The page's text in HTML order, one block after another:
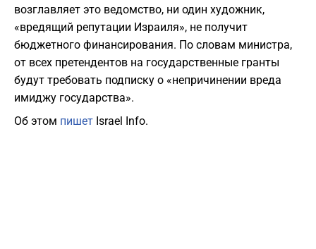
возглавляет это ведомство, ни один художник,
«вредящий репутации Израиля», не получит
бюджетного финансирования. По словам министра,
от всех претендентов на государственные гранты
будут требовать подписку о «непричинении вреда
имиджу государства».
Об этом пишет Israel Info.